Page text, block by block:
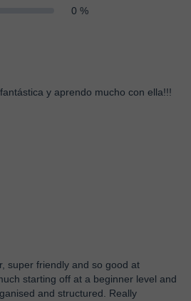
0 %
y aprendo mucho con ella!!!
super friendly and so good at
starting off at a beginner level and
and structured. Really